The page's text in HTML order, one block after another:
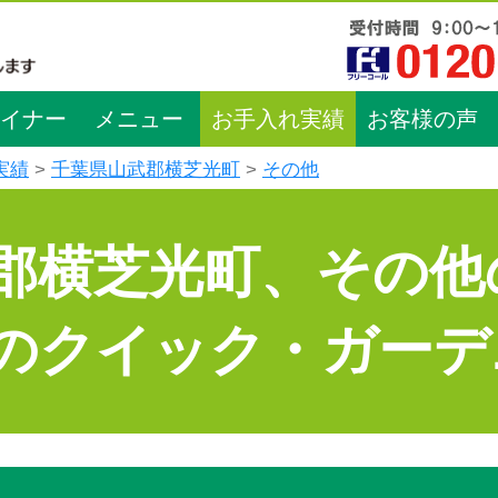
ナー メニュー お手入れ実績 お客様の声
績 千葉県山武郡横芝光町 その他
横芝光町、その
クイック・ガー